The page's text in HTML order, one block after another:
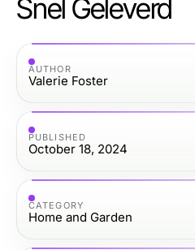
Snel Geleverd
AUTHOR
Valerie Foster
PUBLISHED
October 18, 2024
CATEGORY
Home and Garden